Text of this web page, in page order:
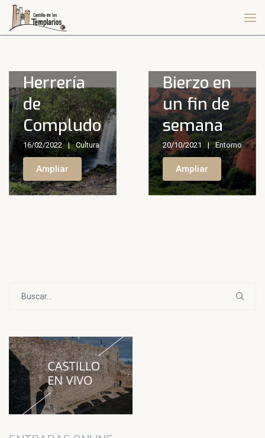
Herrería
de
Compludo
16/02/2022 Cultura
Ampliar
Qué ver
Bierzo en
un fin de
semana
20/10/2021 Entorno
Ampliar